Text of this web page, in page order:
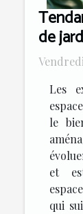
de
Les
le
et
qui